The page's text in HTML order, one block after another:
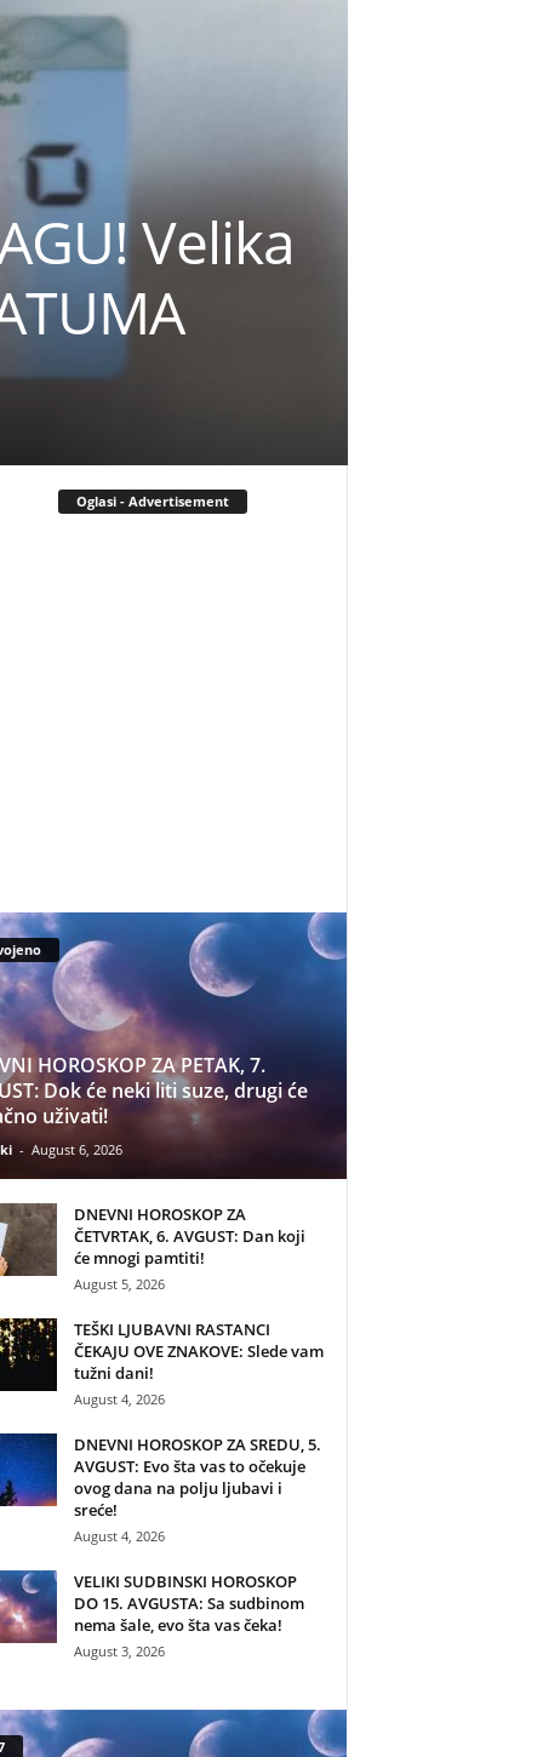
Velika
Oglasi - Advertisement
HOROSKOP ZA PETAK, 7.
Dok će neki liti suze, drugi će
uživati!
- August 6, 2026
DNEVNI HOROSKOP ZA
ČETVRTAK, 6. AVGUST: Dan koji
će mnogi pamtiti!
August 5, 2026
TEŠKI LJUBAVNI RASTANCI
ČEKAJU OVE ZNAKOVE: Slede vam
tužni dani!
August 4, 2026
DNEVNI HOROSKOP ZA SREDU, 5.
AVGUST: Evo šta vas to očekuje
ovog dana na polju ljubavi i
sreće!
August 4, 2026
VELIKI SUDBINSKI HOROSKOP
DO 15. AVGUSTA: Sa sudbinom
nema šale, evo šta vas čeka!
August 3, 2026